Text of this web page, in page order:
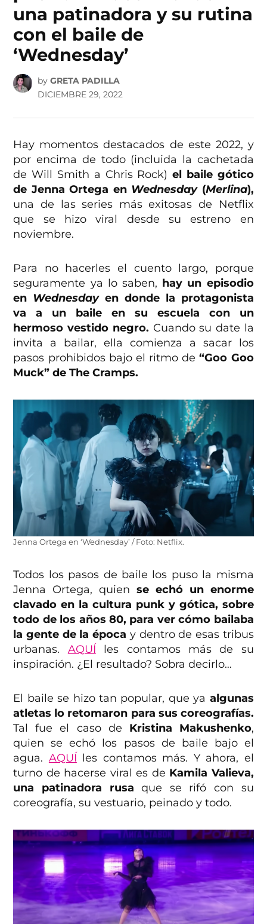
una patinadora y su rutina
con el baile de
‘Wednesday’
by GRETA PADILLA
DICIEMBRE 29, 2022
Hay momentos destacados de este 2022, y
por encima de todo (incluida la cachetada
de Will Smith a Chris Rock)el baile gótico
de Jenna Ortega en Wednesday(Merlina),
una de las series más exitosas de Netflix
que se hizo viral desde su estreno en
noviembre.
Para no hacerles el cuento largo, porque
seguramente ya lo saben, hay un episodio
en Wednesdayen donde la protagonista
va a un baile en su escuela con un
hermoso vestido negro. Cuando su date la
invita a bailar, ella comienza a sacar los
pasos prohibidos bajo el ritmo de“Goo Goo
Muck” de The Cramps.
Jenna Ortega en ‘Wednesday’ / Foto: Netflix.
Todos los pasos de baile los puso la misma
Jenna Ortega, quien se echó un enorme
clavado en la cultura punk y gótica, sobre
todo de los años 80, para ver cómo bailaba
la gente de la época y dentro de esas tribus
urbanas. AQUÍ les contamos más de su
inspiración. ¿El resultado? Sobra decirlo…
El baile se hizo tan popular, que ya algunas
atletas lo retomaron para sus coreografías.
Tal fue el caso de Kristina Makushenko,
quien se echó los pasos de baile bajo el
agua. AQUÍ les contamos más. Y ahora, el
turno de hacerse viral es de Kamila Valieva,
una patinadora rusaque se rifó con su
coreografía, su vestuario, peinado y todo.